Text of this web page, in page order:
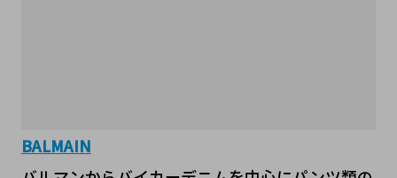
BALMAIN